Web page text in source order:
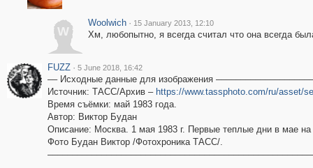
W
Woolwich · 15 January 2013, 12:10
Хм, любопытно, я всегда считал что она всегда
FUZZ · 5 June 2018, 16:42
–– Исходные данные для изображения
Источник: ТАСС/Архив – https://www.tassphoto.com/ru/asset/
Время съёмки: май 1983 года.
Автор: Виктор Будан
Описание: Москва. 1 мая 1983 г. Первые теплые дни в мае
Фото Будан Виктор /Фотохроника ТАСС/.